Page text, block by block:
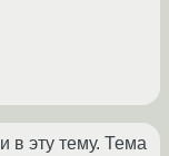
в эту тему. Тема